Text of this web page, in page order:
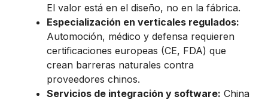
El valor está en el diseño, no en la fábrica.
Especialización en verticales regulados:
Automoción, médico y defensa requieren
certificaciones europeas (CE, FDA) que
crean barreras naturales contra
proveedores chinos.
Servicios de integración y software: China